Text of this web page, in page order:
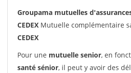
Groupama mutuelles
CEDEX Mutuelle complémentaire
CEDEX
Pour une mutuelle senior, en
santé sénior, il peut y avoir des